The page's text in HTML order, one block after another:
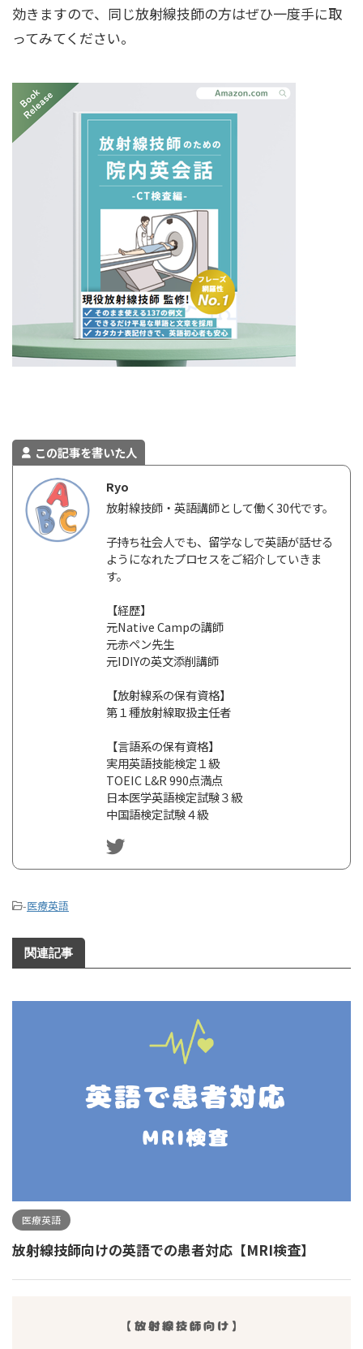
効きますので、同じ放射線技師の方はぜひ一度手に取
ってみてください。
この記事を書いた人
Ryo
放射線技師・英語講師として働く30代です。
子持ち社会人でも、留学なしで英語が話せる
ようになれたプロセスをご紹介していきま
す。
【経歴】
元Native Campの講師
元赤ペン先生
元IDIYの英文添削講師
【放射線系の保有資格】
第１種放射線取扱主任者
【言語系の保有資格】
実用英語技能検定１級
TOEIC L&R 990点満点
日本医学英語検定試験３級
中国語検定試験４級
-医療英語
関連記事
医療英語
放射線技師向けの英語での患者対応【MRI検査】